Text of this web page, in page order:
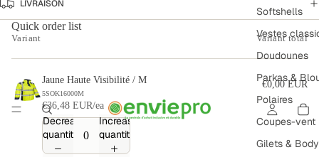
Softshells
Vestes
Doudounes
Parkas &
Polaires
Coupes-vent
Gilets &
LIVRAISON
Quick order list
Variant Variant total
Jaune Haute Visibilité / M
5SOK16000M
€36,48 EUR/ea
Decrease
quantity
Increase
quantity
€0,00 EUR